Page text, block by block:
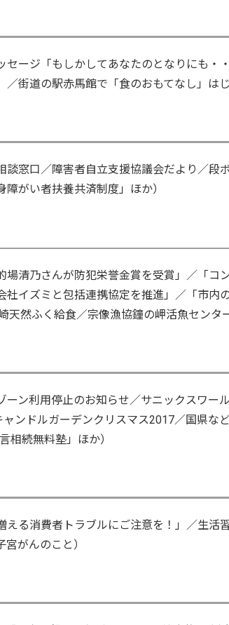
セージ「もしかしてあなたのとなりにも・
／街道の駅赤馬館で「食のおもてなし」は
談窓口／障害者自立支援協議会だより／段
がい者扶養共済制度」ほか）
場清乃さんが防犯栄誉金賞を受賞」／「コ
社イズミと包括連携協定を推進」／「市内
天然ふく給食／宗像漁協鐘の岬活魚センタ
ーン利用停止のお知らせ／サニックスワー
ンドルガーデンクリスマス2017／国県な
相続無料塾」ほか）
える消費者トラブルにご注意を！」／生活
がんのこと）